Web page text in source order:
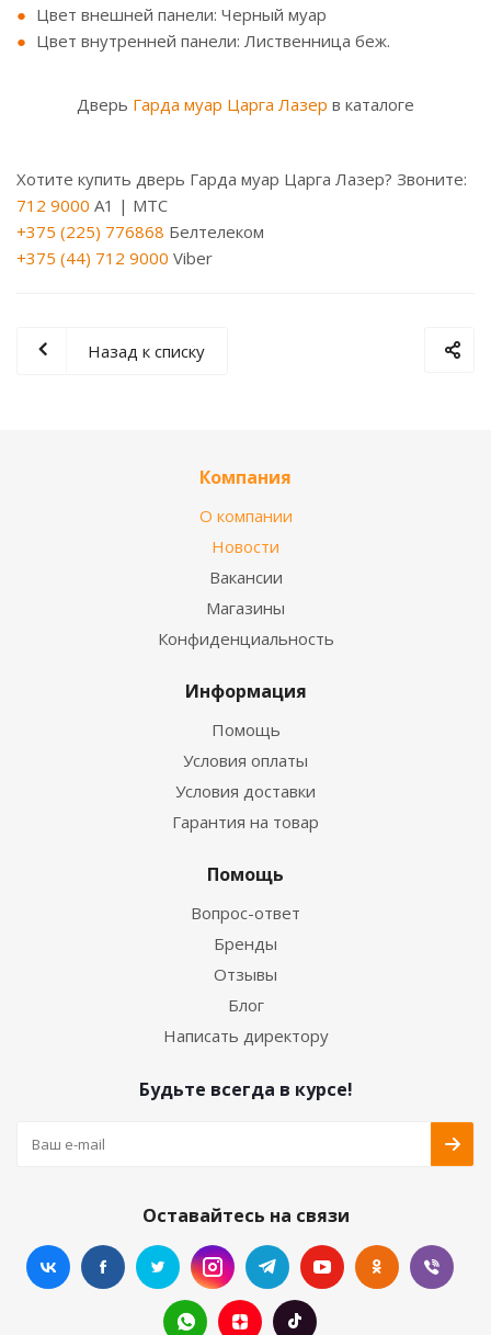
Цвет внешней панели: Черный муар
Цвет внутренней панели: Лиственница беж.
Дверь Гарда муар Царга Лазер в каталоге
Хотите купить дверь Гарда муар Царга Лазер? Звоните:
712 9000 A1 | МТС
+375 (225) 776868 Белтелеком
+375 (44) 712 9000 Viber
Назад к списку
Компания
О компании
Новости
Вакансии
Магазины
Конфиденциальность
Информация
Помощь
Условия оплаты
Условия доставки
Гарантия на товар
Помощь
Вопрос-ответ
Бренды
Отзывы
Блог
Написать директору
Будьте всегда в курсе!
Оставайтесь на связи